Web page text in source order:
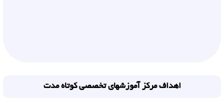
اهداف مرکز آموزشهای تخصصی کوتاه مدت